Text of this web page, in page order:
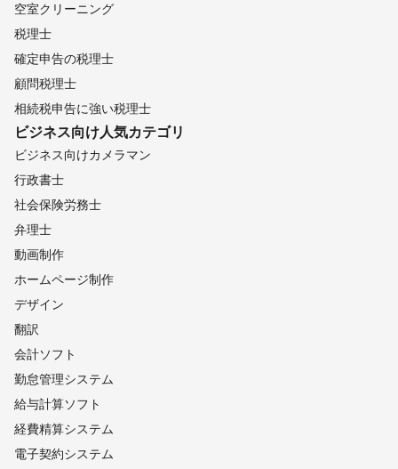
空室クリーニング
税理士
確定申告の税理士
顧問税理士
相続税申告に強い税理士
ビジネス向け人気カテゴリ
ビジネス向けカメラマン
行政書士
社会保険労務士
弁理士
動画制作
ホームページ制作
デザイン
翻訳
会計ソフト
勤怠管理システム
給与計算ソフト
経費精算システム
電子契約システム